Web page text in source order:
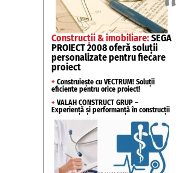
Construcții & imobiliare:SEGA
PROIECT 2008 oferă soluții
personalizate pentru fiecare
proiect
+ Construiește cu VECTRUM! Soluții
eficiente pentru orice proiect!
+ VALAH CONSTRUCT GRUP –
Experiență și performanță în construcții